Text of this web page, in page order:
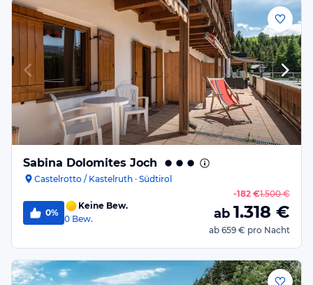
Sabina Dolomites Joch
Castelrotto / Kastelruth · Südtirol
0%
Keine Bew.
0 Bew.
-182 €1.500 €
ab 1.318 €
ab 659 € pro Nacht